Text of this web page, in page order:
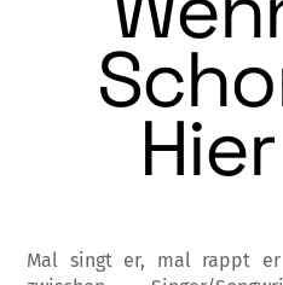
Mal singt er, mal rappt